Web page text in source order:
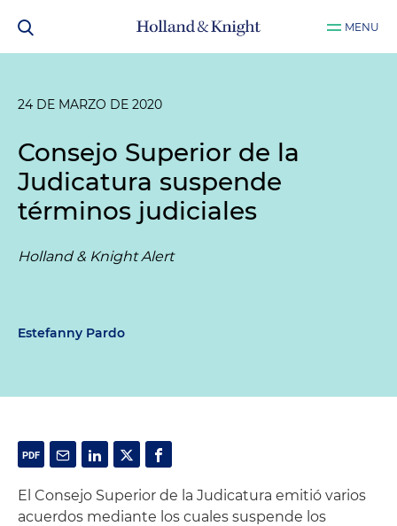
MENU
24 DE MARZO DE 2020
Consejo Superior de la
Judicatura suspende
términos judiciales
Holland & Knight Alert
Estefanny Pardo
El Consejo Superior de la Judicatura emitió varios
acuerdos mediante los cuales suspende los